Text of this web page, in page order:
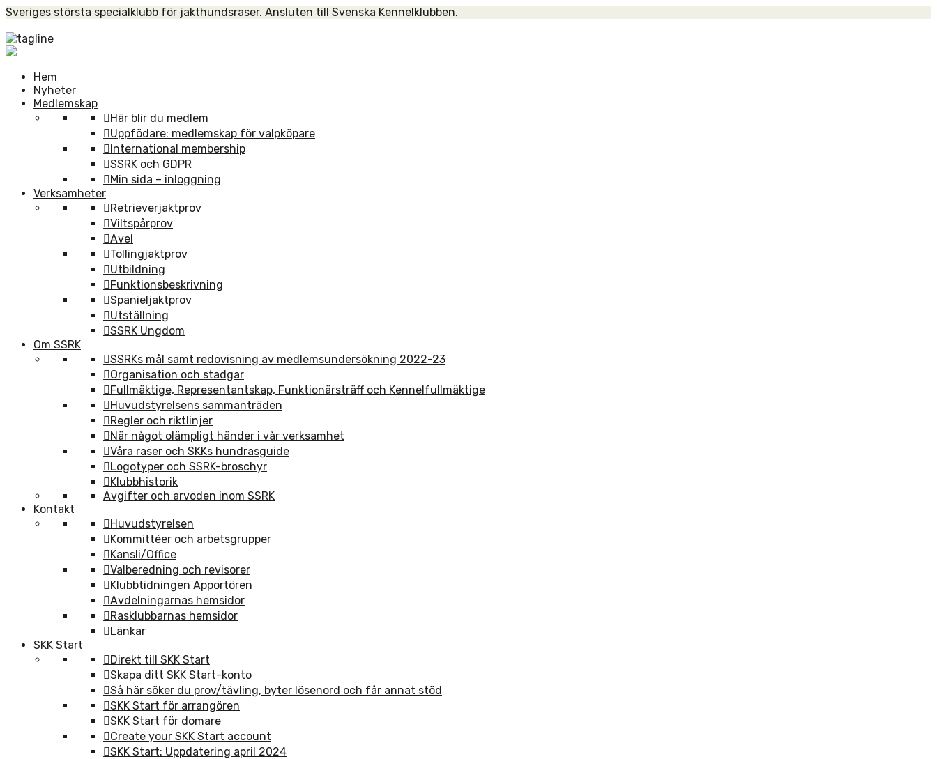
Skip
content
Sveriges största specialklubb för jakthundsraser. Ansluten till Svenska Kennelklubben.
Hem
Nyheter
Medlemskap
Här blir du medlem
Uppfödare: medlemskap för valpköpare
International membership
SSRK och GDPR
Min sida – inloggning
Verksamheter
Retrieverjaktprov
Viltspårprov
Avel
Tollingjaktprov
Utbildning
Funktionsbeskrivning
Spanieljaktprov
Utställning
SSRK Ungdom
Om SSRK
SSRKs mål samt redovisning av medlemsundersökning 2022-23
Organisation och stadgar
Fullmäktige, Representantskap, Funktionärsträff och Kennelfullmäktige
Huvudstyrelsens sammanträden
Regler och riktlinjer
När något olämpligt händer i vår verksamhet
Våra raser och SKKs hundrasguide
Logotyper och SSRK-broschyr
Klubbhistorik
Avgifter och arvoden inom SSRK
Kontakt
Huvudstyrelsen
Kommittéer och arbetsgrupper
Kansli/Office
Valberedning och revisorer
Klubbtidningen Apportören
Avdelningarnas hemsidor
Rasklubbarnas hemsidor
Länkar
SKK Start
Direkt till SKK Start
Skapa ditt SKK Start-konto
Så här söker du prov/tävling, byter lösenord och får annat stöd
SKK Start för arrangören
SKK Start för domare
Create your SKK Start account
SKK Start: Uppdatering april 2024